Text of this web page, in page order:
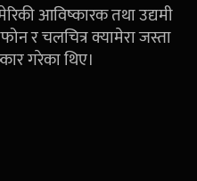
आविष्कारक तथा उद्यमी
र चलचित्र क्यामेरा जस्ता
गरेका थिए।